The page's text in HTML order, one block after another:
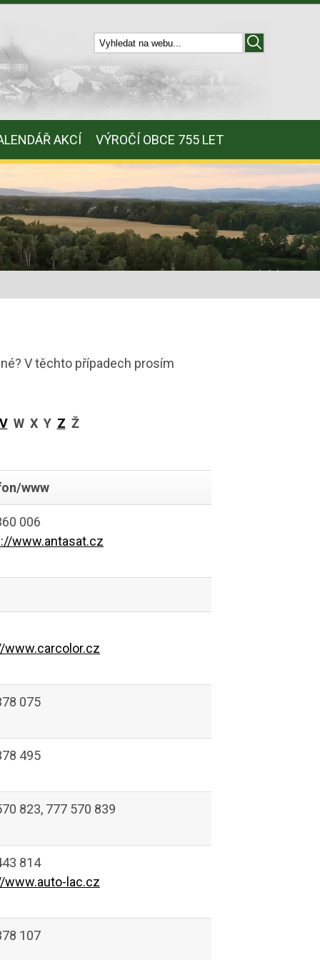
AKCÍ VÝROČÍ OBCE 755 LET
V těchto případech prosím
W X Y Z Ž
www
006
www.antasat.cz
www.carcolor.cz
075
495
823, 777 570 839
814
www.auto-lac.cz
107